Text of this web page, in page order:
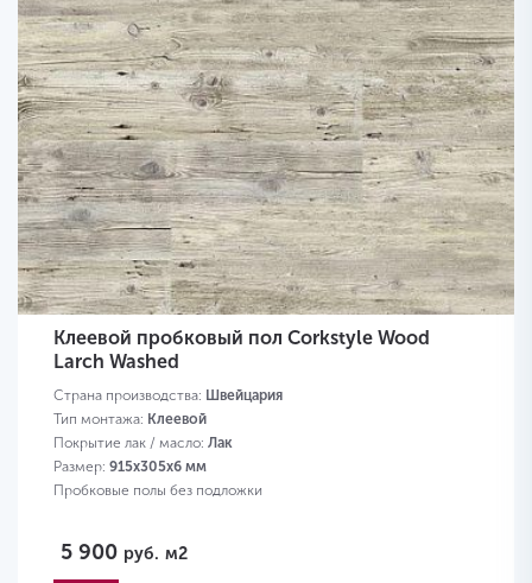
Клеевой пробковый пол Corkstyle Wood
Larch Washed
Страна производства: Швейцария
Тип монтажа: Клеевой
Покрытие лак / масло: Лак
Размер: 915х305х6 мм
Пробковые полы без подложки
5 900 руб. м2